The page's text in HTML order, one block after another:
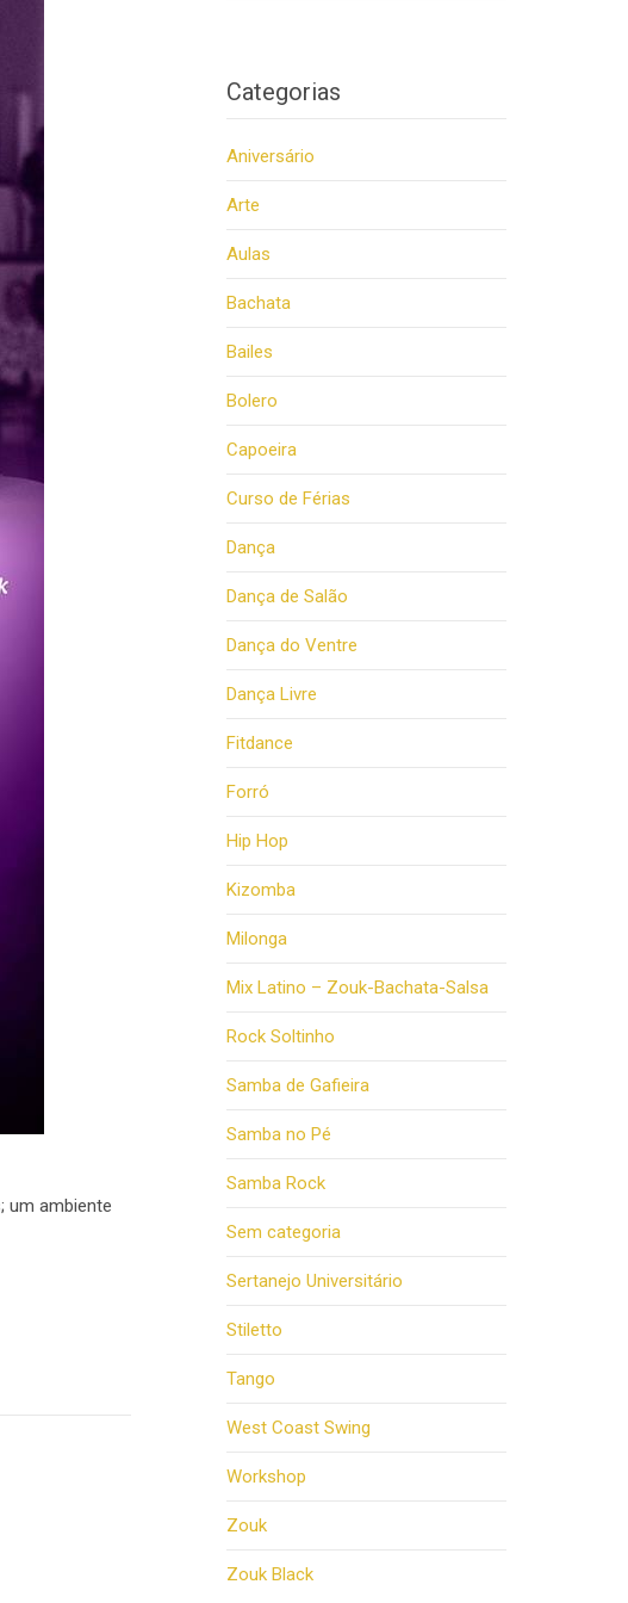
um ambiente
Categorias
Aniversário
Arte
Aulas
Bachata
Bailes
Bolero
Capoeira
Curso de Férias
Dança
Dança de Salão
Dança do Ventre
Dança Livre
Fitdance
Forró
Hip Hop
Kizomba
Milonga
Mix Latino – Zouk-Bachata-Salsa
Rock Soltinho
Samba de Gafieira
Samba no Pé
Samba Rock
Sem categoria
Sertanejo Universitário
Stiletto
Tango
West Coast Swing
Workshop
Zouk
Zouk Black